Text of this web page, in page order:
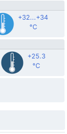
+32...+34
°C
+25.3
°C